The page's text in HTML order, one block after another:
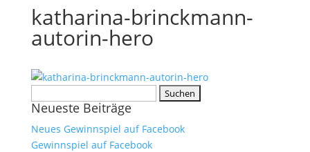
katharina-brinckmann-
autorin-hero
nach:
Neueste Beiträge
Neues Gewinnspiel auf Facebook
Gewinnspiel auf Facebook